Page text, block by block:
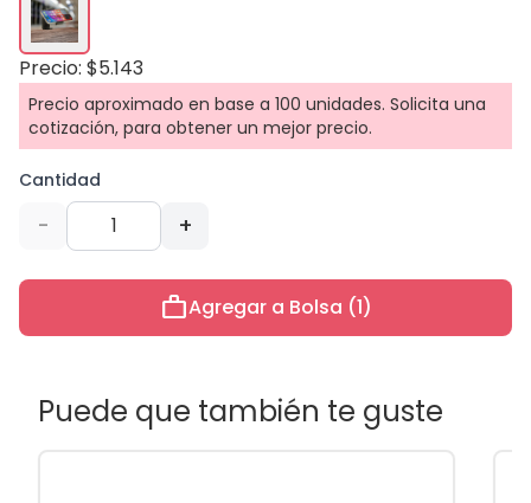
Precio: $5.143
Precio aproximado en base a 100 unidades. Solicita una
cotización, para obtener un mejor precio.
Cantidad
- +
workAgregar a Bolsa (1)
Puede que también te guste